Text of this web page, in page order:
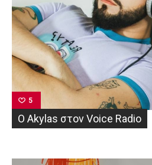
5
O Akylas στον Voice Radio